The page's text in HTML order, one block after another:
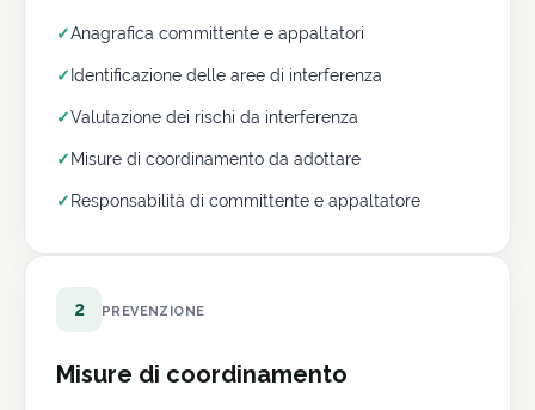
✓Anagrafica committente e appaltatori
✓ Identificazione delle aree di interferenza
✓Valutazione dei rischi da interferenza
✓ Misure di coordinamento da adottare
✓ Responsabilità di committente e appaltatore
2 PREVENZIONE
Misure di coordinamento